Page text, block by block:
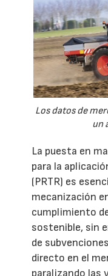
Los datos de
un
La puesta en
para la
(PRTR) es
mecanización
cumplimiento
sostenible, sin
de
directo en el